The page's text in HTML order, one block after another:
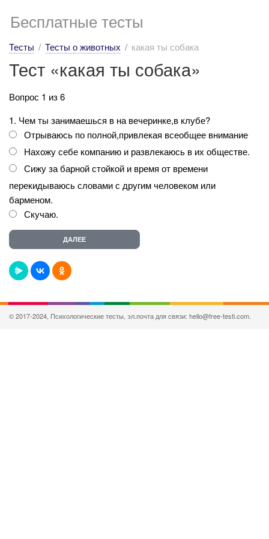
Бесплатные тесты
Тесты Тесты о животных какая ты собака
Тест «какая ты собака»
Вопрос 1 из 6
1. Чем ты занимаешься в на вечеринке,в клубе?
Отрываюсь по полной,привлекая всеобщее внимание
Нахожу себе компанию и развлекаюсь в их обществе.
Сижу за барной стойкой и время от времени
перекидываюсь словами с другим человеком или
барменом.
Скучаю.
© 2017-2024, Психологические тесты, эл.почта для связи: hello@free-testi.com.